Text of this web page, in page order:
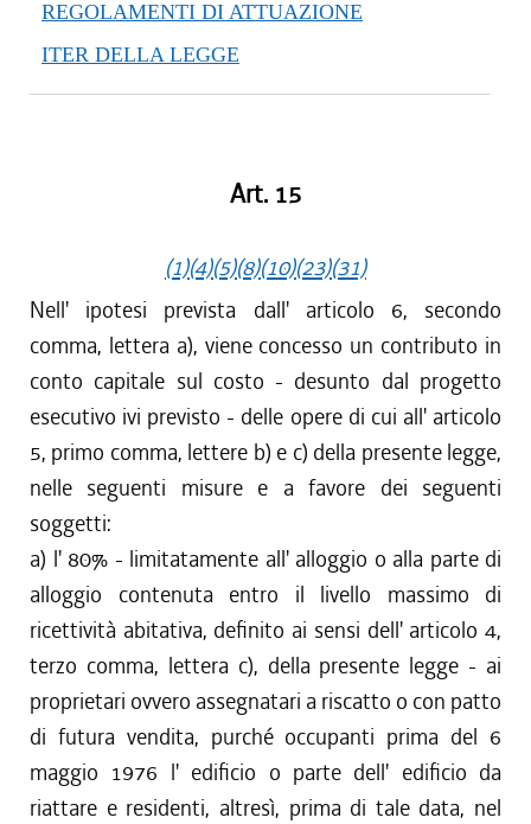
REGOLAMENTI DI ATTUAZIONE
ITER DELLA LEGGE
Art. 15
(1)(4)(5)(8)(10)(23)(31)
Nell' ipotesi prevista dall' articolo 6, secondo
comma, lettera a), viene concesso un contributo in
conto capitale sul costo - desunto dal progetto
esecutivo ivi previsto - delle opere di cui all' articolo
5, primo comma, lettere b) e c) della presente legge,
nelle seguenti misure e a favore dei seguenti
soggetti:
a) l' 80% - limitatamente all' alloggio o alla parte di
alloggio contenuta entro il livello massimo di
ricettività abitativa, definito ai sensi dell' articolo 4,
terzo comma, lettera c), della presente legge - ai
proprietari ovvero assegnatari a riscatto o con patto
di futura vendita, purché occupanti prima del 6
maggio 1976 l' edificio o parte dell' edificio da
riattare e residenti, altresì, prima di tale data, nel